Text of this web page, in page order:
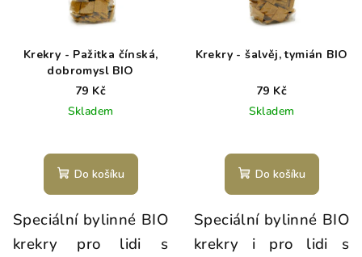
Krekry - Pažitka čínská,
dobromysl BIO
79 Kč
Skladem
Do košíku
Speciální bylinné BIO
krekry pro lidi s
Krekry - šalvěj, tymián BIO
79 Kč
Skladem
Do košíku
Speciální bylinné BIO
krekry i pro lidi s